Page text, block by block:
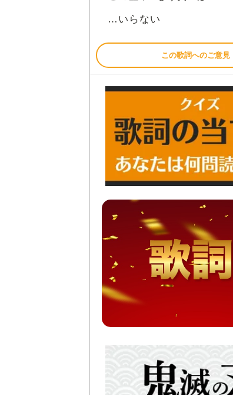
…いらない
この歌詞へのご意見